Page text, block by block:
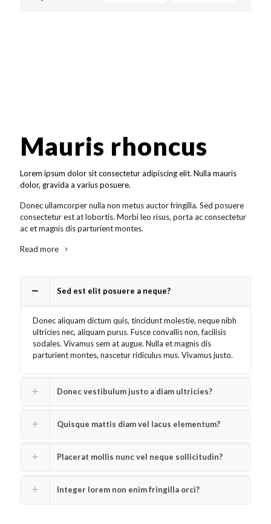
Mauris rhoncus
Lorem ipsum dolor sit consectetur adipiscing elit. Nulla mauris
dolor, gravida a varius posuere.
Donec ullamcorper nulla non metus auctor fringilla. Sed posuere
consectetur est at lobortis. Morbi leo risus, porta ac consectetur
ac et magnis dis parturient montes.
Read more
Sed est elit posuere a neque?
Donec aliquam dictum quis, tincidunt molestie, neque nibh
ultricies nec, aliquam purus. Fusce convallis non, facilisis
sodales. Vivamus sem at augue. Nulla et magnis dis
parturient montes, nascetur ridiculus mus. Vivamus justo.
Donec vestibulum justo a diam ultricies?
Quisque mattis diam vel lacus elementum?
Placerat mollis nunc vel neque sollicitudin?
Integer lorem non enim fringilla orci?